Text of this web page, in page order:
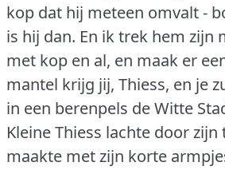
kop dat hij meteen omvalt -
is hij dan. En ik trek hem zijn
met kop en al, en maak er
mantel krijg jij, Thiess, en je
in een berenpels de Witte
Kleine Thiess lachte door zijn
maakte met zijn korte